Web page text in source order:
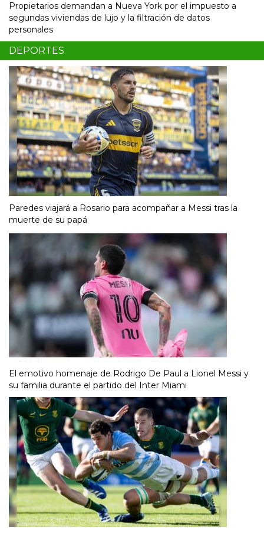
Propietarios demandan a Nueva York por el impuesto a
segundas viviendas de lujo y la filtración de datos
personales
DEPORTES
Paredes viajará a Rosario para acompañar a Messi tras la
muerte de su papá
El emotivo homenaje de Rodrigo De Paul a Lionel Messi y
su familia durante el partido del Inter Miami